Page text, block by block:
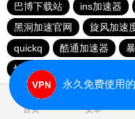
巴博下载站
ins加速器
黑洞加速官网
旋风加速
quickq
酷通加速器
快橙加速器
首页 安卓
永久免费使用